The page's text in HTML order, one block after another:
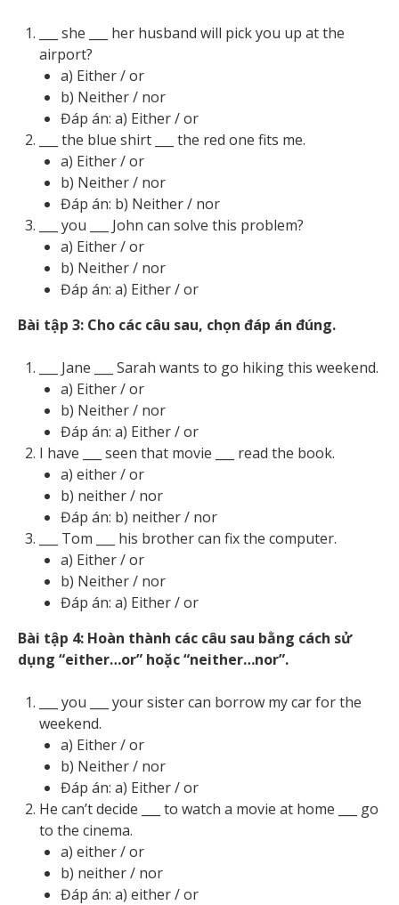
___ she ___ her husband will pick you up at the
airport?
a) Either / or
b) Neither / nor
Đáp án: a) Either / or
___ the blue shirt ___ the red one fits me.
a) Either / or
b) Neither / nor
Đáp án: b) Neither / nor
___ you ___ John can solve this problem?
a) Either / or
b) Neither / nor
Đáp án: a) Either / or
Bài tập 3: Cho các câu sau, chọn đáp án đúng.
___ Jane ___ Sarah wants to go hiking this weekend.
a) Either / or
b) Neither / nor
Đáp án: a) Either / or
I have ___ seen that movie ___ read the book.
a) either / or
b) neither / nor
Đáp án: b) neither / nor
___ Tom ___ his brother can fix the computer.
a) Either / or
b) Neither / nor
Đáp án: a) Either / or
Bài tập 4: Hoàn thành các câu sau bằng cách sử
dụng “either…or” hoặc “neither…nor”.
___ you ___ your sister can borrow my car for the
weekend.
a) Either / or
b) Neither / nor
Đáp án: a) Either / or
He can’t decide ___ to watch a movie at home ___ go
to the cinema.
a) either / or
b) neither / nor
Đáp án: a) either / or